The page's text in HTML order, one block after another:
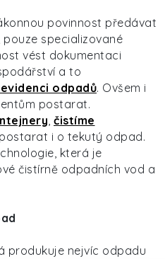
povinnost předávat
specializované
vést dokumentaci
a to
odpadů. Ovšem i
postarat.
, čistíme
i o tekutý odpad.
která je
čistírně odpadních vod a
produkuje nejvíc odpadu